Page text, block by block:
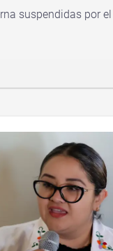
suspendidas por